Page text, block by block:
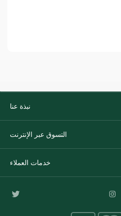
نبذة عنا
التسوق عبر الإنترنت
خدمات العملاء